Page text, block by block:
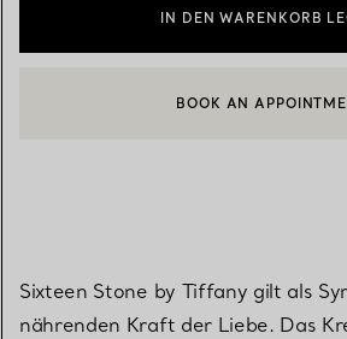
IN DEN WARENKORB
EINEN KUNDENBERATER
BOOK AN
Sixteen Stone by Tiffany gilt als
nährenden Kraft der Liebe. Das